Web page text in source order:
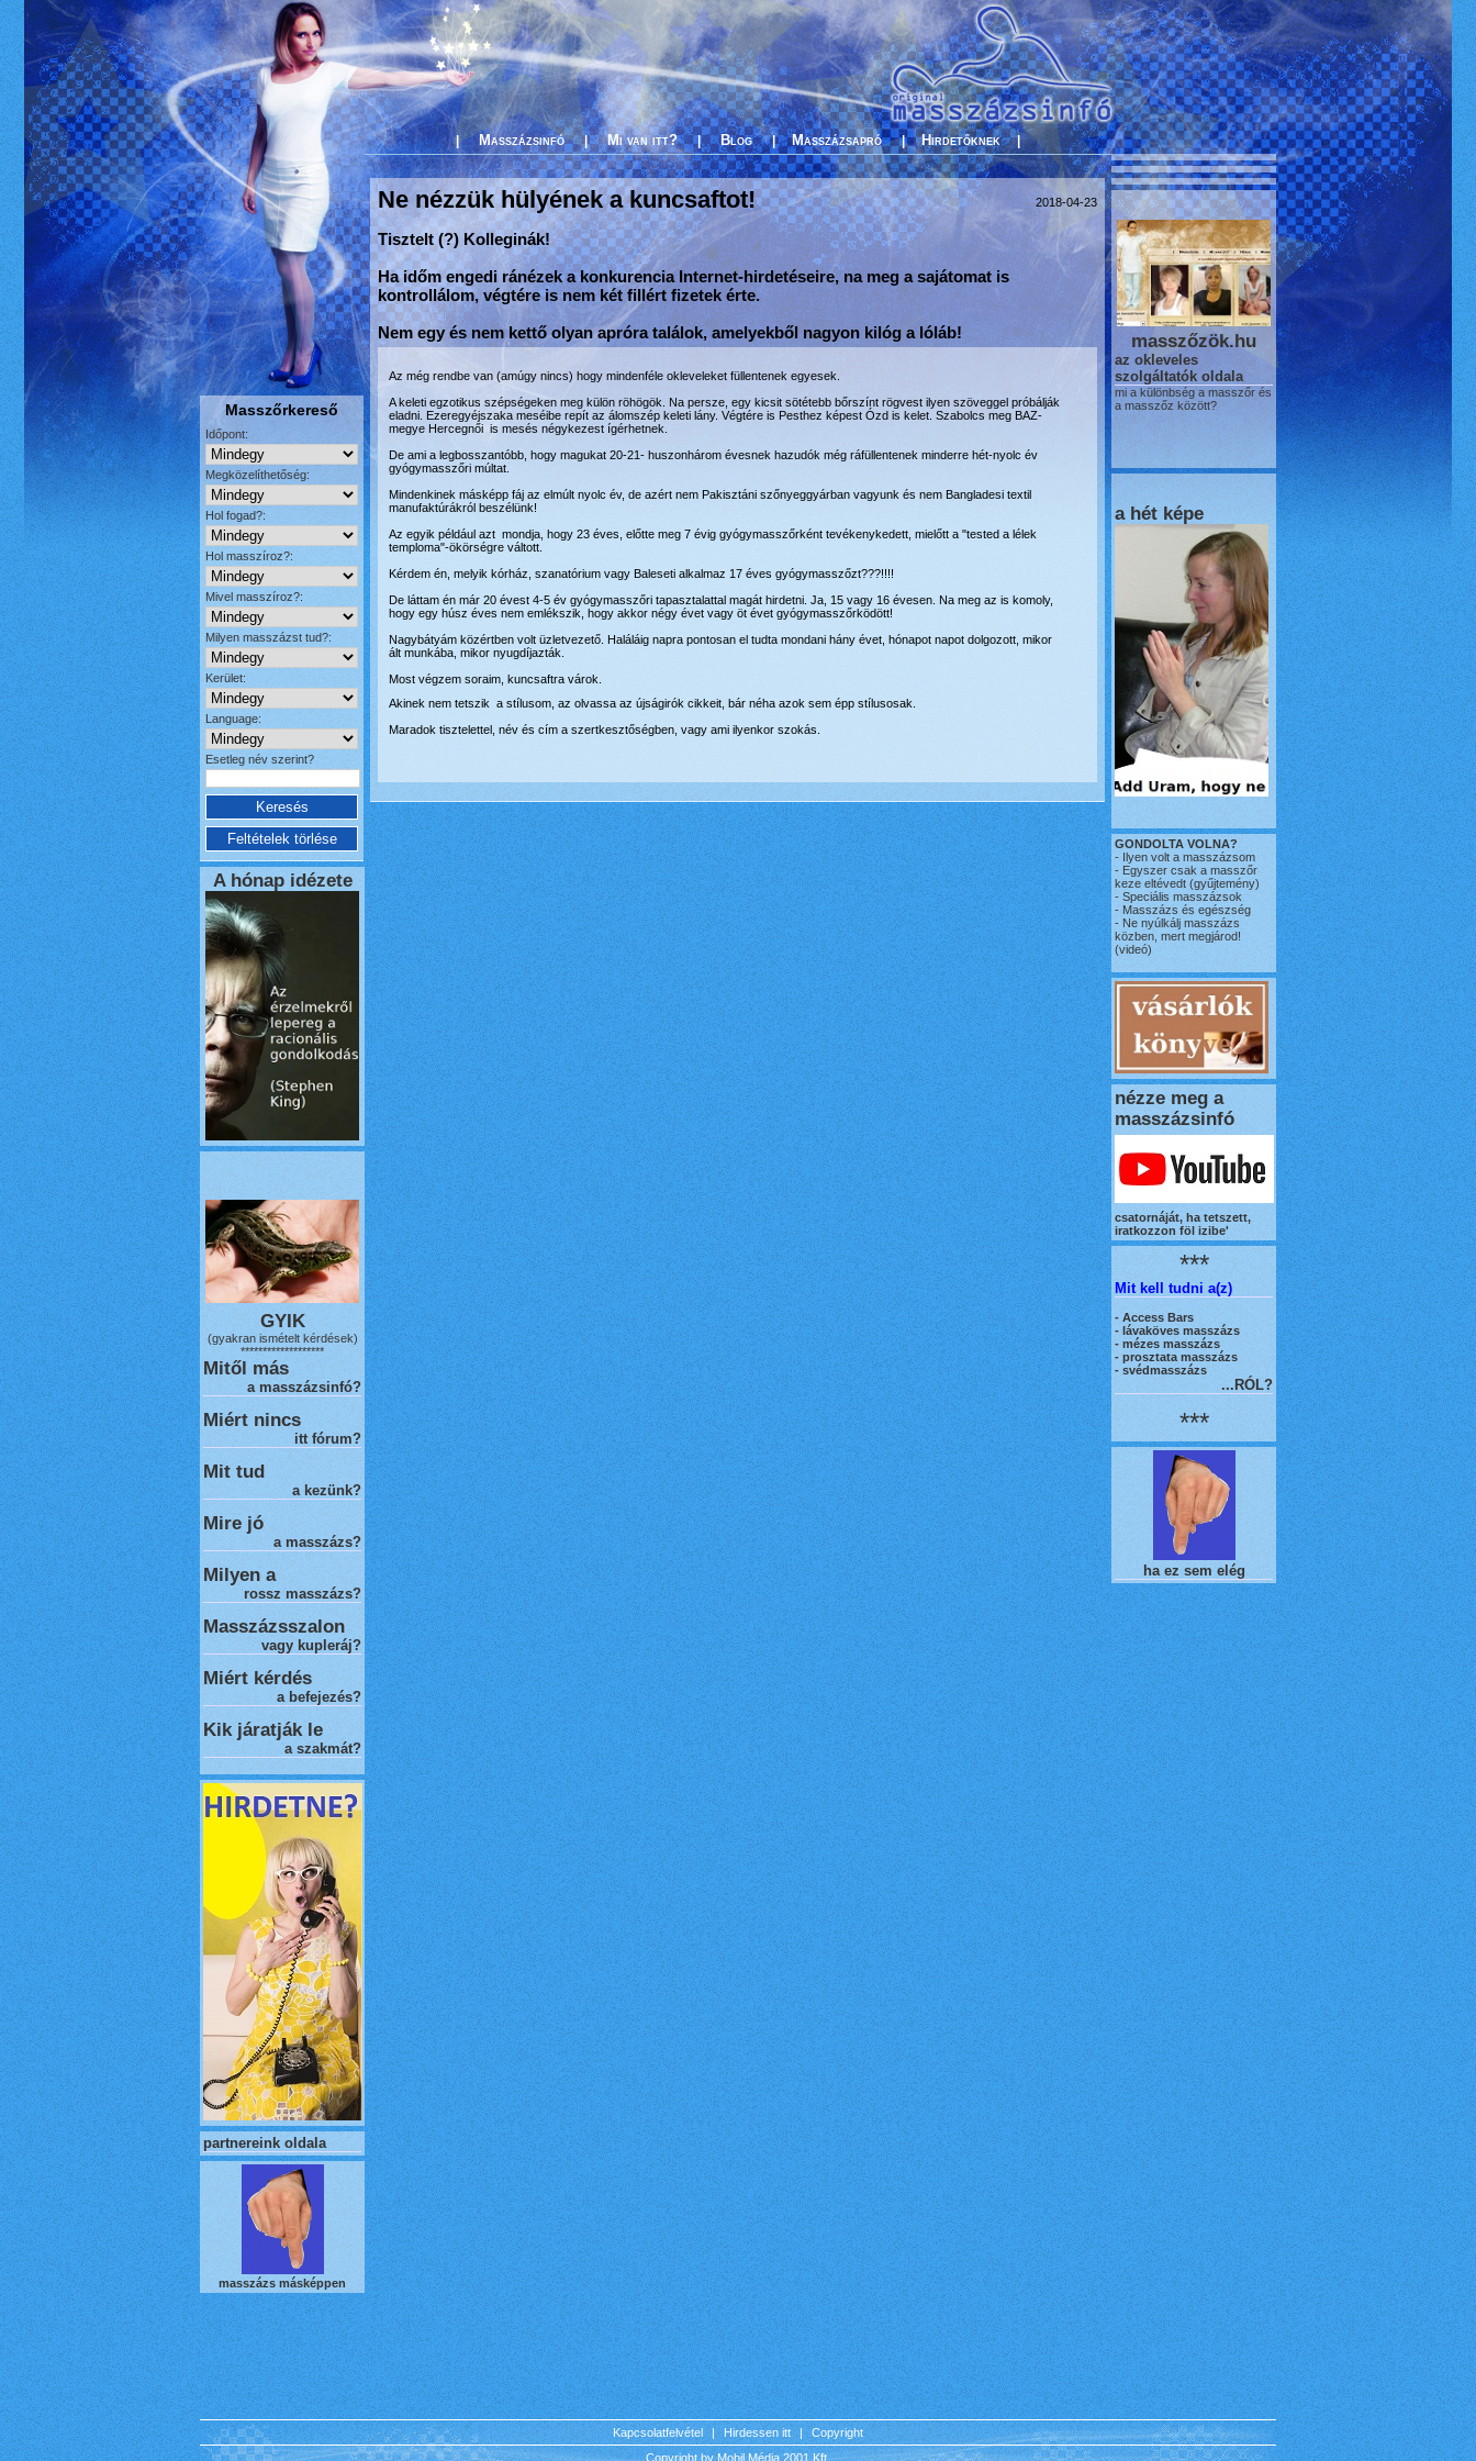
Masszőrkereső
Időpont:
Megközelíthetőség:
Hol fogad?:
Hol masszíroz?:
Mivel masszíroz?:
Milyen masszázst tud?:
Kerület:
Language:
Esetleg név szerint?
A hónap idézete
GYIK
(gyakran ismételt kérdések)
*******************
Mitől más
a masszázsinfó?
Miért nincs
itt fórum?
Mit tud
a kezünk?
Mire jó
a masszázs?
Milyen a
rossz masszázs?
Masszázsszalon
vagy kupleráj?
Miért kérdés
a befejezés?
Kik járatják le
a szakmát?
partnereink oldala
masszázs másképpen
| Masszázsinfó | Mi van itt? | Blog | Masszázsapró | Hirdetőknek |
Ne nézzük hülyének a kuncsaftot! 2018-04-23
Tisztelt (?) Kolleginák!
Ha időm engedi ránézek a konkurencia Internet-hirdetéseire, na meg a sajátomat is
kontrollálom, végtére is nem két fillért fizetek érte.
Nem egy és nem kettő olyan apróra találok, amelyekből nagyon kilóg a lóláb!
Az még rendbe van (amúgy nincs) hogy mindenféle okleveleket füllentenek egyesek.
A keleti egzotikus szépségeken meg külön röhögök. Na persze, egy kicsit sötétebb bőrszínt rögvest ilyen szöveggel próbálják
eladni. Ezeregyéjszaka meséibe repít az álomszép keleti lány. Végtére is Pesthez képest Ózd is kelet. Szabolcs meg BAZ-
megye Hercegnői is mesés négykezest ígérhetnek.
De ami a legbosszantóbb, hogy magukat 20-21- huszonhárom évesnek hazudók még ráfüllentenek minderre hét-nyolc év
gyógymasszőri múltat.
Mindenkinek másképp fáj az elmúlt nyolc év, de azért nem Pakisztáni szőnyeggyárban vagyunk és nem Bangladesi textil
manufaktúrákról beszélünk!
Az egyik például azt mondja, hogy 23 éves, előtte meg 7 évig gyógymasszőrként tevékenykedett, mielőtt a "tested a lélek
temploma"-ökörségre váltott.
Kérdem én, melyik kórház, szanatórium vagy Baleseti alkalmaz 17 éves gyógymasszőzt???!!!!
De láttam én már 20 évest 4-5 év gyógymasszőri tapasztalattal magát hirdetni. Ja, 15 vagy 16 évesen. Na meg az is komoly,
hogy egy húsz éves nem emlékszik, hogy akkor négy évet vagy öt évet gyógymasszőrködött!
Nagybátyám közértben volt üzletvezető. Haláláig napra pontosan el tudta mondani hány évet, hónapot napot dolgozott, mikor
ált munkába, mikor nyugdíjazták.
Most végzem soraim, kuncsaftra várok.
Akinek nem tetszik a stílusom, az olvassa az újságirók cikkeit, bár néha azok sem épp stílusosak.
Maradok tisztelettel, név és cím a szertkesztőségben, vagy ami ilyenkor szokás.
masszőzök.hu
az okleveles
szolgáltatók oldala
mi a különbség a masszőr és
a masszőz között?
a hét képe
GONDOLTA VOLNA?
- Ilyen volt a masszázsom
- Egyszer csak a masszőr
keze eltévedt (gyűjtemény)
- Speciális masszázsok
- Masszázs és egészség
- Ne nyúlkálj masszázs
közben, mert megjárod!
(videó)
nézze meg a
masszázsinfó
csatornáját, ha tetszett,
iratkozzon föl izibe'
***
Mit kell tudni a(z)
- Access Bars
- lávaköves masszázs
- mézes masszázs
- prosztata masszázs
- svédmasszázs
...RÓL?
***
ha ez sem elég
Kapcsolatfelvétel | Hirdessen itt |
Copyright
Copyright by Mobil Média 2001 Kft.